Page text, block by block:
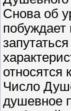
Снова об
побуждает
относятся
Число
душевное